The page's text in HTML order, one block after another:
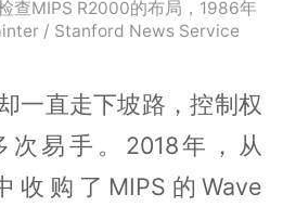
查MIPS R2000的布局，1986年
/ Stanford News Service
一直走下坡路，控制权
易手。2018年，从
收购了MIPS的Wave